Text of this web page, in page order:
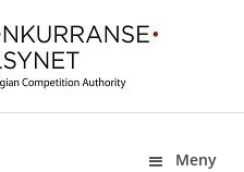
Meny